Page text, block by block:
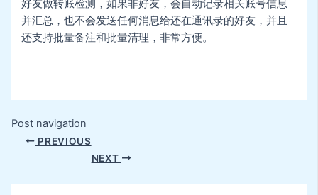
好友做转账检测，如果非好友，会自动记录相关账号信息
并汇总，也不会发送任何消息给还在通讯录的好友，并且
还支持批量备注和批量清理，非常方便。
Post navigation
PREVIOUS
NEXT